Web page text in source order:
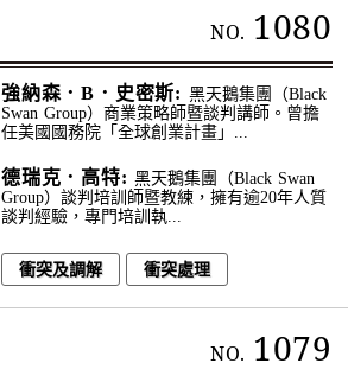
NO. 1080
強納森．B．史密斯: 黑天鵝集團（Black
Swan Group）商業策略師暨談判講師。曾擔
任美國國務院「全球創業計畫」...
德瑞克．⾼特: 黑天鵝集團（Black Swan
Group）談判培訓師暨教練，擁有逾20年人質
談判經驗，專門培訓執...
衝突及調解 衝突處理
NO. 1079